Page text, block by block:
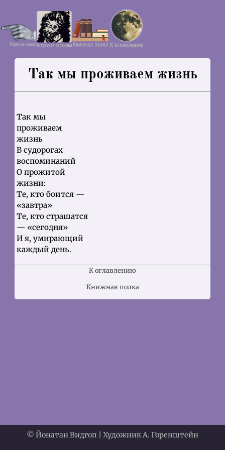
© Йонатан Видгоп | Художник А. Горенштейн
Так мы проживаем жизнь
Так мы
проживаем
жизнь
В судорогах
воспоминаний
О прожитой
жизни:
Те, кто боится —
«завтра»
Те, кто страшатся
— «сегодня»
И я, умирающий
каждый день.
К оглавлению
Книжная полка